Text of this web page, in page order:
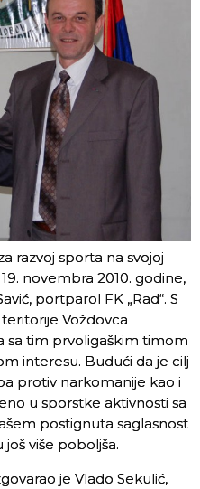
razvoj sporta na svojoj
novembra 2010. godine,
portparol FK „Rad“. S
Voždovca
sa tim prvoligaškim timom
interesu. Budući da je cilj
protiv narkomanije kao i
u sporstke aktivnosti sa
postignuta saglasnost
više poboljša.
je Vlado Sekulić,